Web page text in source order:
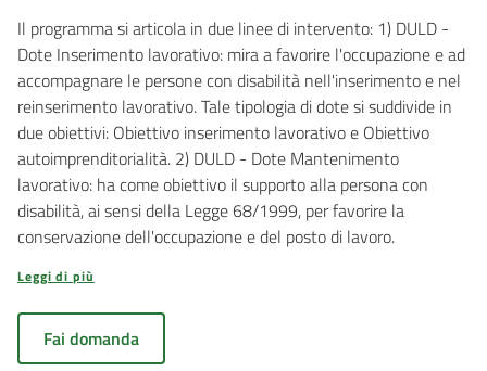
Il programma si articola in due linee di intervento: 1) DULD -
Dote Inserimento lavorativo: mira a favorire l'occupazione e ad
accompagnare le persone con disabilità nell'inserimento e nel
reinserimento lavorativo. Tale tipologia di dote si suddivide in
due obiettivi: Obiettivo inserimento lavorativo e Obiettivo
autoimprenditorialità. 2) DULD - Dote Mantenimento
lavorativo: ha come obiettivo il supporto alla persona con
disabilità, ai sensi della Legge 68/1999, per favorire la
conservazione dell'occupazione e del posto di lavoro.
Leggi di più
Fai domanda